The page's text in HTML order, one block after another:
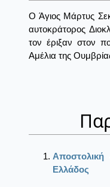
Ο Άγιος Μάρτυς
αυτοκράτορος
τον έριξαν στον
Αμέλια της
Αποστολική
Ελλάδος